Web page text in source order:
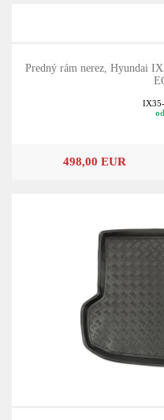
Predný rám nerez, Hyundai
498,00 EUR